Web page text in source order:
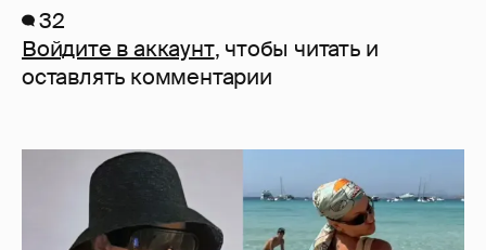
32
Войдите в аккаунт, чтобы читать и
оставлять комментарии